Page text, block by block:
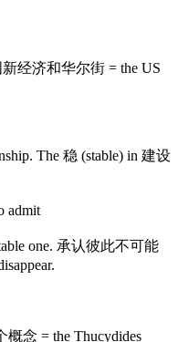
新经济和华尔街 = the US
The 稳 (stable) in 建设
admit
one. 承认彼此不可能
概念 = the Thucydides